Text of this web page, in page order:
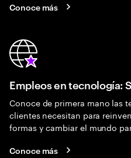
Conoce más
Empleos en tecnología:
Conoce de primera mano las
clientes necesitan para
formas y cambiar el mundo
Conoce más